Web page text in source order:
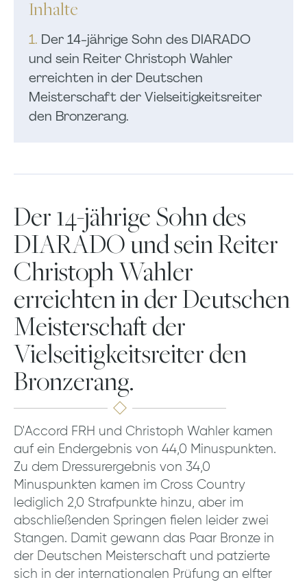
Inhalte
1. Der 14-jährige Sohn des DIARADO
und sein Reiter Christoph Wahler
erreichten in der Deutschen
Meisterschaft der Vielseitigkeitsreiter
den Bronzerang.
Der 14-jährige Sohn des
DIARADO und sein Reiter
Christoph Wahler
erreichten in der Deutschen
Meisterschaft der
Vielseitigkeitsreiter den
Bronzerang.
D'Accord FRH und Christoph Wahler kamen
auf ein Endergebnis von 44,0 Minuspunkten.
Zu dem Dressurergebnis von 34,0
Minuspunkten kamen im Cross Country
lediglich 2,0 Strafpunkte hinzu, aber im
abschließenden Springen fielen leider zwei
Stangen. Damit gewann das Paar Bronze in
der Deutschen Meisterschaft und patzierte
sich in der internationalen Prüfung an elfter